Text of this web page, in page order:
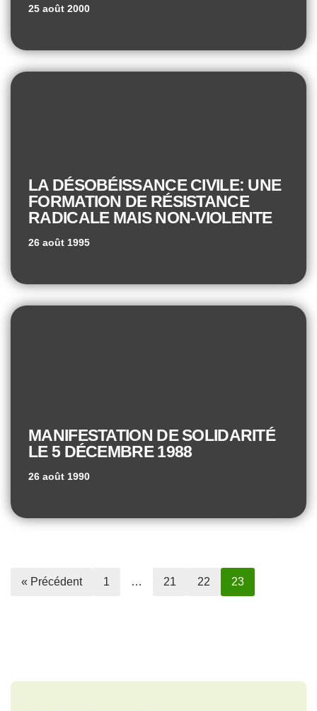
25 août 2000
LA DÉSOBÉISSANCE CIVILE: UNE
FORMATION DE RÉSISTANCE
RADICALE MAIS NON-VIOLENTE
26 août 1995
MANIFESTATION DE SOLIDARITÉ
LE 5 DÉCEMBRE 1988
26 août 1990
« Précédent 1 … 21 22 23